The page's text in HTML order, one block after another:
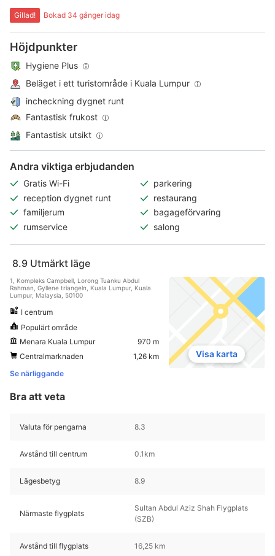
Gillad! Bokad 34 gånger idag
Höjdpunkter
Hygiene Plus
Beläget i ett turistområde i Kuala Lumpur
incheckning dygnet runt
Fantastisk frukost
Fantastisk utsikt
Andra viktiga erbjudanden
Gratis Wi-Fi
parkering
reception dygnet runt
restaurang
familjerum
bagageförvaring
rumservice
salong
8.9 Utmärkt läge
1, Kompleks Campbell, Lorong Tuanku Abdul
Rahman, Gyllene triangeln, Kuala Lumpur, Kuala
Lumpur, Malaysia, 50100
I centrum
Populärt område
Menara Kuala Lumpur
970 m
Centralmarknaden
1,26 km
Se närliggande
Visa karta
Bra att veta
Valuta för pengarna 8.3
Avstånd till centrum 0.1km
Lägesbetyg 8.9
Närmaste flygplats
Sultan Abdul Aziz Shah Flygplats
(SZB)
Avstånd till flygplats 16,25 km